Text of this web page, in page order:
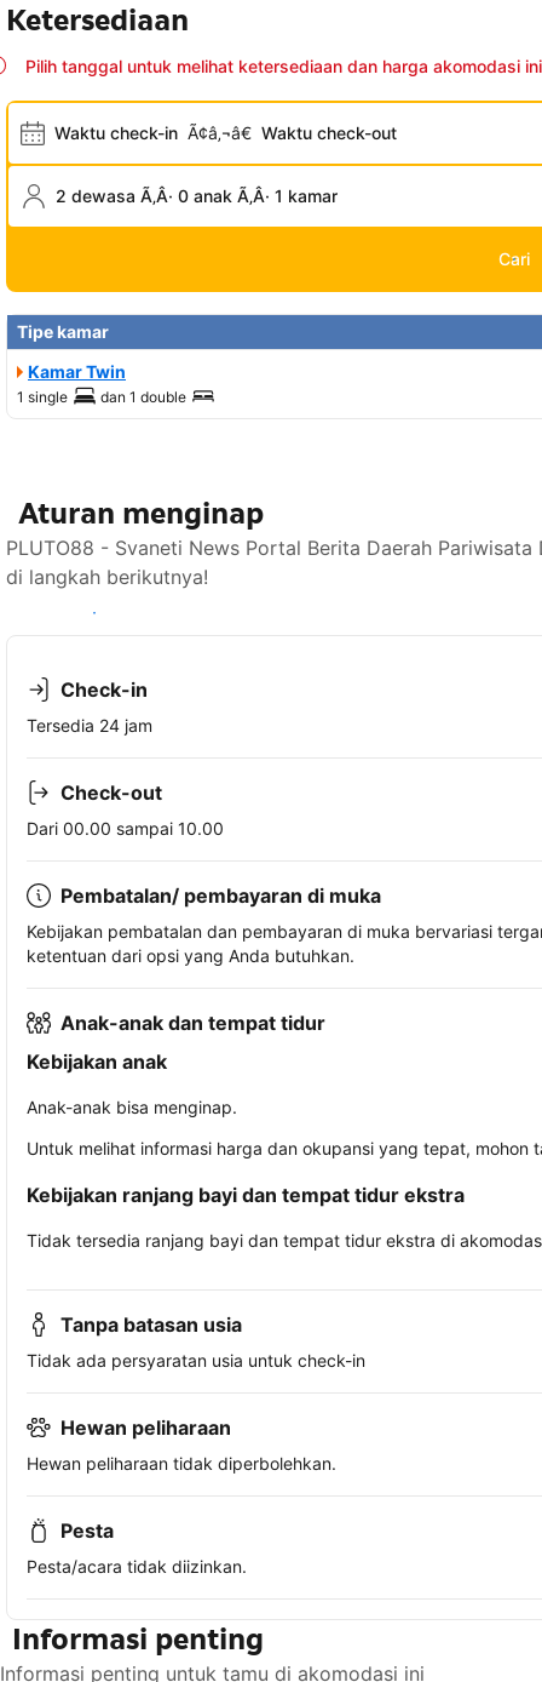
Ketersediaan
Pilih tanggal untuk melihat ketersediaan dan harga akomodasi ini
Waktu check-in Ã¢â‚¬â€ Waktu check-out
2 dewasa Ã‚Â· 0 anak Ã‚Â· 1 kamar
Cari
Tipe kamar
Kamar Twin
1 single dan 1 double
Aturan menginap
PLUTO88 - Svaneti News Portal Berita Daerah
di langkah berikutnya!
Lihat ketersediaan
Check-in
Tersedia 24 jam
Check-out
Dari 00.00 sampai 10.00
Pembatalan/ pembayaran di muka
Kebijakan pembatalan dan pembayaran di muka bervariasi
ketentuan dari opsi yang Anda butuhkan.
Anak-anak dan tempat tidur
Kebijakan anak
Anak-anak bisa menginap.
Untuk melihat informasi harga dan okupansi yang tepat,
Kebijakan ranjang bayi dan tempat tidur ekstra
Tidak tersedia ranjang bayi dan tempat tidur ekstra di
Tanpa batasan usia
Tidak ada persyaratan usia untuk check-in
Hewan peliharaan
Hewan peliharaan tidak diperbolehkan.
Pesta
Pesta/acara tidak diizinkan.
Informasi penting
Informasi penting untuk tamu di akomodasi ini